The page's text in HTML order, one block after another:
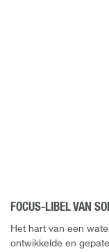
FOCUS-LIBEL VAN
Het hart van een
ontwikkelde en